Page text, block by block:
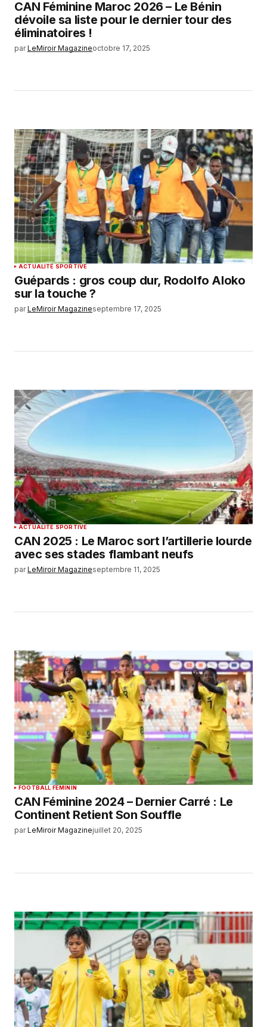
CAN Féminine Maroc 2026 – Le Bénin
dévoile sa liste pour le dernier tour des
éliminatoires !
par LeMiroir Magazineoctobre 17, 2025
ACTUALITÉ SPORTIVE
Guépards : gros coup dur, Rodolfo Aloko
sur la touche ?
par LeMiroir Magazineseptembre 17, 2025
ACTUALITÉ SPORTIVE
CAN 2025 : Le Maroc sort l’artillerie lourde
avec ses stades flambant neufs
par LeMiroir Magazineseptembre 11, 2025
FOOTBALL FEMININ
CAN Féminine 2024 – Dernier Carré : Le
Continent Retient Son Souffle
par LeMiroir Magazinejuillet 20, 2025